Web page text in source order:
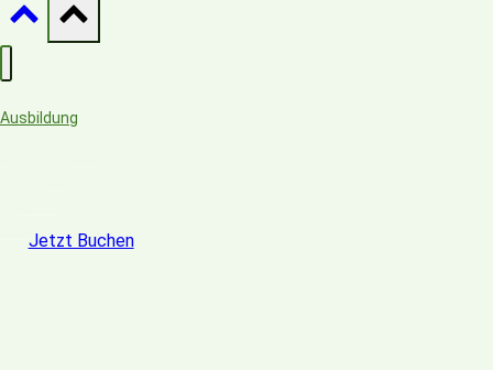
Ausbildung
Jetzt Buchen